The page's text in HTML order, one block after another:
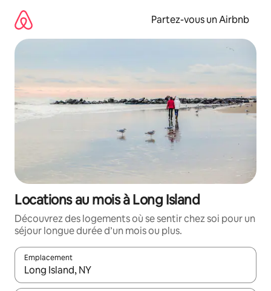
directement
contenu
Partez-vous un Airbnb
Locations au mois à Long Island
Découvrez des logements où se sentir chez soi pour un
séjour longue durée d’un mois ou plus.
Emplacement
Quand les résultats sont affichés, parcourez-les en utilisant